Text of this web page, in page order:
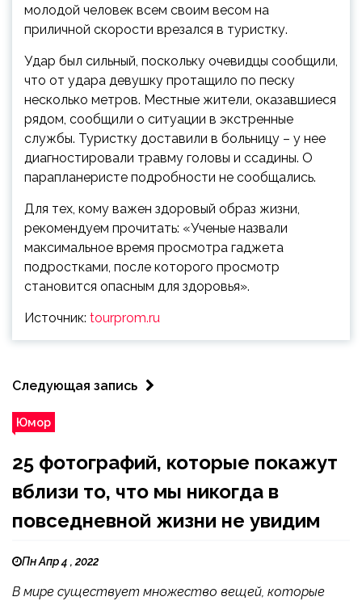
молодой человек всем своим весом на
приличной скорости врезался в туристку.
Удар был сильный, поскольку очевидцы сообщили,
что от удара девушку протащило по песку
несколько метров. Местные жители, оказавшиеся
рядом, сообщили о ситуации в экстренные
службы. Туристку доставили в больницу – у нее
диагностировали травму головы и ссадины. О
парапланеристе подробности не сообщались.
Для тех, кому важен здоровый образ жизни,
рекомендуем прочитать: «Ученые назвали
максимальное время просмотра гаджета
подростками, после которого просмотр
становится опасным для здоровья».
Источник: tourprom.ru
Следующая запись
Юмор
25 фотографий, которые покажут
вблизи то, что мы никогда в
повседневной жизни не увидим
Пн Апр 4 , 2022
В мире существует множество вещей, которые